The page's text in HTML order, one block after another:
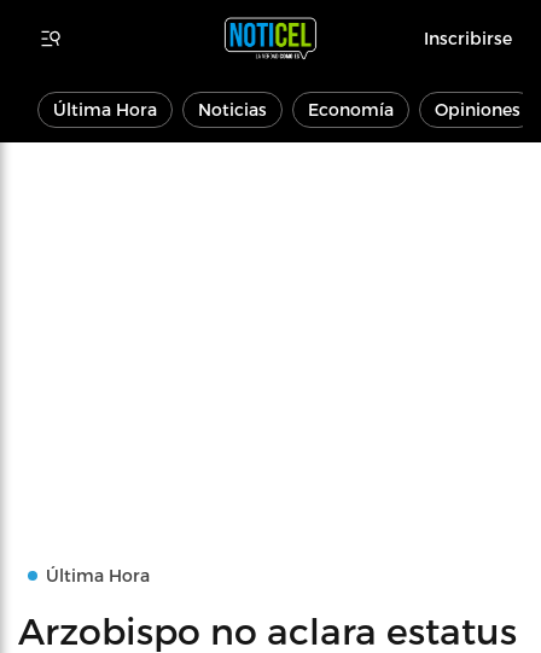
Inscribirse
Última Hora Noticias Economía Opiniones
Última Hora
Arzobispo no aclara estatus